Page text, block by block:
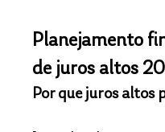
Planejamento
de juros altos
Por que juros altos